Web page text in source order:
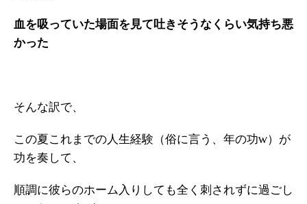
血を吸っていた場面を見て吐きそうなくらい気持ち悪
かった
そんな訳で、
この夏これまでの人生経験（俗に言う、年の功w）が
功を奏して、
順調に彼らのホーム入りしても全く刺されずに過ごし